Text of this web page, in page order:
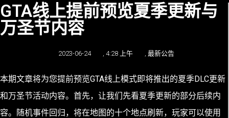
GTA线上提前预览夏季更新与
万圣节内容
2023-06-24 4:28 上午 最新公告
本期文章将为您提前预览GTA线上模式即将推出的夏季DLC更新
和万圣节活动内容。首先，让我们先看夏季更新的部分后续内
容。随机事件回归，将在地图的十个地点刷新，玩家可以使用